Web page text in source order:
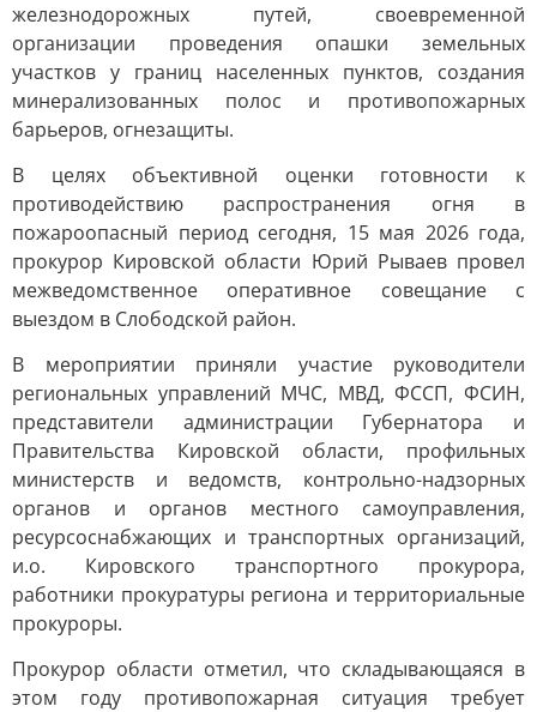
железнодорожных путей, своевременной
организации проведения опашки земельных
участков у границ населенных пунктов, создания
минерализованных полос и противопожарных
барьеров, огнезащиты.
В целях объективной оценки готовности к
противодействию распространения огня в
пожароопасный период сегодня, 15 мая 2026 года,
прокурор Кировской области Юрий Рываев провел
межведомственное оперативное совещание с
выездом в Слободской район.
В мероприятии приняли участие руководители
региональных управлений МЧС, МВД, ФССП, ФСИН,
представители администрации Губернатора и
Правительства Кировской области, профильных
министерств и ведомств, контрольно-надзорных
органов и органов местного самоуправления,
ресурсоснабжающих и транспортных организаций,
и.о. Кировского транспортного прокурора,
работники прокуратуры региона и территориальные
прокуроры.
Прокурор области отметил, что складывающаяся в
этом году противопожарная ситуация требует